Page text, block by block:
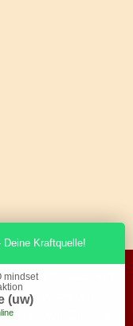
dass wir
bieten.
wir Dir, wie
Deine Kraftquelle!
mindset
(uw)